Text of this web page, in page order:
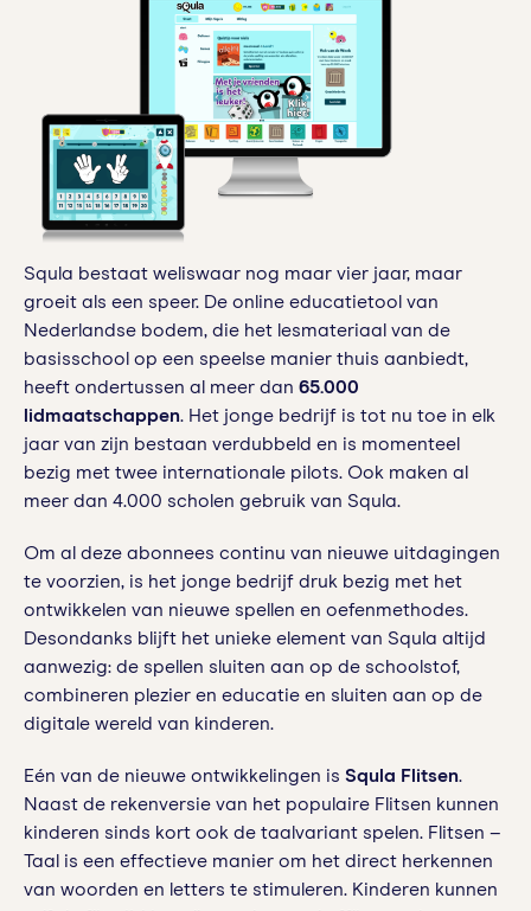
Squla bestaat weliswaar nog maar vier jaar, maar
groeit als een speer. De online educatietool van
Nederlandse bodem, die het lesmateriaal van de
basisschool op een speelse manier thuis aanbiedt,
heeft ondertussen al meer dan 65.000
lidmaatschappen. Het jonge bedrijf is tot nu toe in elk
jaar van zijn bestaan verdubbeld en is momenteel
bezig met twee internationale pilots. Ook maken al
meer dan 4.000 scholen gebruik van Squla.
Om al deze abonnees continu van nieuwe uitdagingen
te voorzien, is het jonge bedrijf druk bezig met het
ontwikkelen van nieuwe spellen en oefenmethodes.
Desondanks blijft het unieke element van Squla altijd
aanwezig: de spellen sluiten aan op de schoolstof,
combineren plezier en educatie en sluiten aan op de
digitale wereld van kinderen.
Eén van de nieuwe ontwikkelingen is Squla Flitsen.
Naast de rekenversie van het populaire Flitsen kunnen
kinderen sinds kort ook de taalvariant spelen. Flitsen –
Taal is een effectieve manier om het direct herkennen
van woorden en letters te stimuleren. Kinderen kunnen